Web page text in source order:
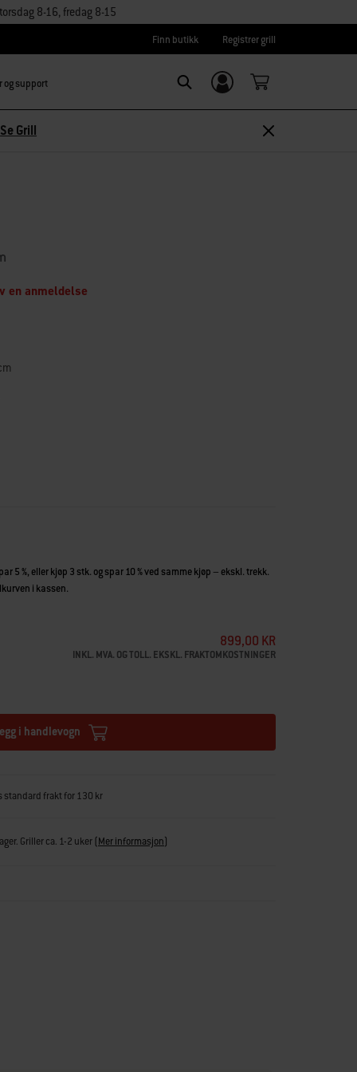
8-16, fredag 8-15
Finn butikk Registrer grill
og support
Logg inn/
Registrer deg
Se Grill
en anmeldelse
denne grillristen. Risten har hengslede sider slik at du
5 %, eller kjøp 3 stk. og spar 10 % ved samme kjøp – ekskl. trekk.
i kassen.
899,00 KR
INKL. MVA. OG TOLL. EKSKL. FRAKTOMKOSTNINGER
i handlevogn
standard frakt for 130 kr
Griller ca. 1-2 uker(Mer informasjon)